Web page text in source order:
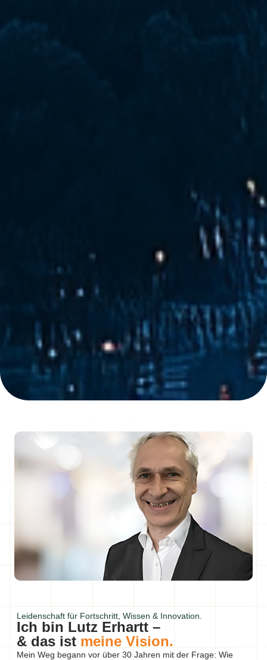
Leidenschaft für Fortschritt, Wissen & Innovation.
Ich bin Lutz Erhartt –
& das ist meine Vision.
Mein Weg begann vor über 30 Jahren mit der Frage: Wie